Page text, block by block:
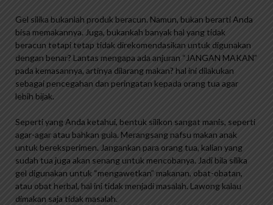
Gel silika bukanlah produk beracun. Namun, bukan berarti Anda
bisa memakannya. Juga, bukankah banyak hal yang tidak
beracun tetapi tetap tidak direkomendasikan untuk digunakan
dengan benar? Lantas mengapa ada anjuran “JANGAN MAKAN”
pada kemasannya, artinya dilarang makan? hal ini dilakukan
sebagai pencegahan dan peringatan kepada orang tua agar
lebih bijak.
Seperti yang Anda ketahui, bentuk silikon sangat manis, seperti
agar-agar atau bahkan gula. Merangsang nafsu makan anak
untuk bereksperimen. Jangankan para orang tua, kalian yang
sudah tua juga akan senang untuk mencobanya. Jadi bila silika
gel digunakan untuk “mengawetkan” makanan, obat-obatan,
atau obat herbal, hal ini tidak menjadi masalah. Lawong kalau
dimakan saja tidak masalah.